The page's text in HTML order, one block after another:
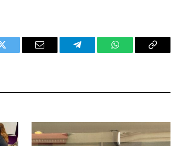
Twitter Email Telegram WhatsAppCopy